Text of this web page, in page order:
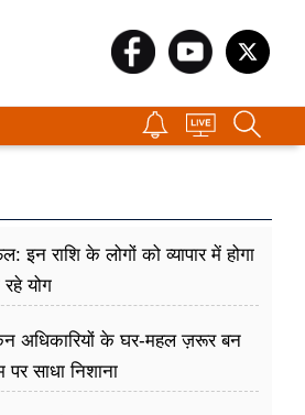
राशि के लोगों को व्यापार में होगा
योग
अधिकारियों के घर-महल ज़रूर बन
साधा​ निशाना